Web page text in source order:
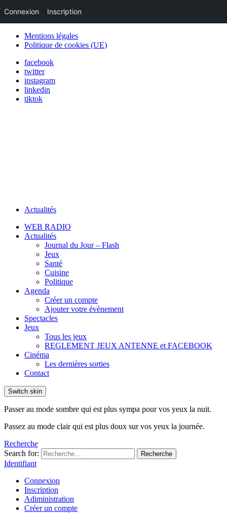
Mentions légales
Politique de cookies (UE)
facebook
twitter
instagram
linkedin
tiktok
Actualités
WEB RADIO
Actualités
Journal du Jour – Flash
Jeux
Santé
Cuisine
Politique
Agenda
Créer un compte
Ajouter votre évènement
Spectacles
Jeux
Tous les jeux
REGLEMENT JEUX ANTENNE et FACEBOOK
Cinéma
Les dernières sorties
Contact
Switch skin
Passer au mode sombre qui est plus sympa pour vos yeux la nuit.
Passez au mode clair qui est plus doux sur vos yeux la journée.
Recherche
Search for:
Recherche
Identifiant
Connexion
Inscription
Adiministration
Créer un compte
Connexion Inscription